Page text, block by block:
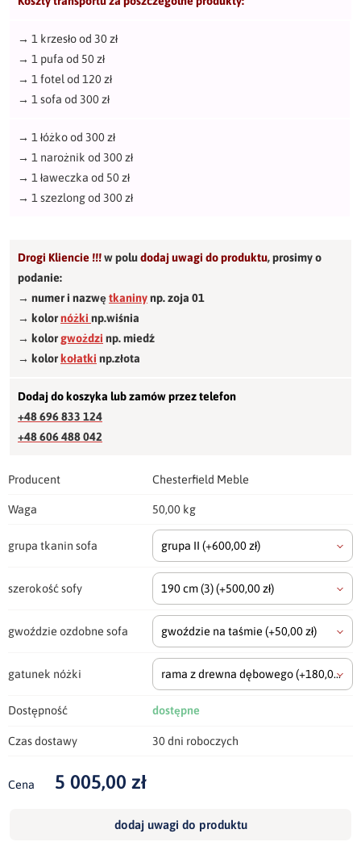
→ 1 krzesło od 30 zł
→ 1 pufa od 50 zł
→ 1 fotel od 120 zł
→ 1 sofa od 300 zł
→ 1 łóżko od 300 zł
→ 1 narożnik od 300 zł
→ 1 ławeczka od 50 zł
→ 1 szezlong od 300 zł
Drogi Kliencie !!!w poludodaj uwagi do produktu,prosimy o
podanie:
→ numer i nazwętkaninynp. zoja 01
→ kolornóżki np.wiśnia
→ kolorgwożdzi np. miedź
→ kolorkołatki np.złota
Dodaj do koszyka lub zamów przez telefon
+48 696 833 124
+48 606 488 042
Producent Chesterfield Meble
Waga 50,00 kg
grupa tkanin sofa grupa II (+600,00 zł)
szerokość sofy 190 cm(3)(+500,00 zł)
gwoździe ozdobne sofa gwoździe na taśmie (+50,00 zł)
gatunek nóżki rama z drewna dębowego(+180,00 zł)
Dostępność dostępne
Czas dostawy 30 dni roboczych
Cena 5 005,00 zł
dodaj uwagi do produktu